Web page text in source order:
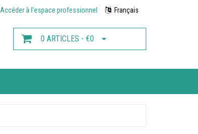
Accéder à l'espace professionnel Français
0 ARTICLES - €0